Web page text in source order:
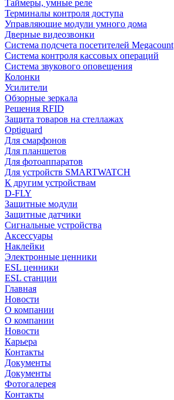
Таймеры, умные реле
Терминалы контроля доступа
Управляющие модули умного дома
Дверные видеозвонки
Система подсчета посетителей Megacount
Система контроля кассовых операций
Система звукового оповещения
Колонки
Усилители
Обзорные зеркала
Решения RFID
Защита товаров на стеллажах
Optiguard
Для смарфонов
Для планшетов
Для фотоаппаратов
Для устройств SMARTWATCH
К другим устройствам
D-FLY
Защитные модули
Защитные датчики
Сигнальные устройства
Аксессуары
Наклейки
Электронные ценники
ESL ценники
ESL станции
Главная
Новости
О компании
О компании
Новости
Карьера
Контакты
Документы
Документы
Фотогалерея
Контакты